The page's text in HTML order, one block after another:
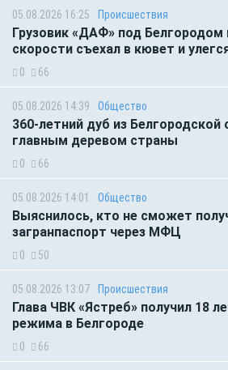
05.08.2026 16:25 Происшествия
Грузовик «ДАФ» под Белгородом
скорости съехал в кювет и
0 66
05.08.2026 14:39 Общество
360-летний дуб из Белгородской
главным деревом страны
0 66
05.08.2026 14:01 Общество
Выяснилось, кто не сможет
загранпаспорт через МФЦ
0 50
05.08.2026 13:07 Происшествия
Глава ЧВК «Ястреб» получил 18
режима в Белгороде
0 66